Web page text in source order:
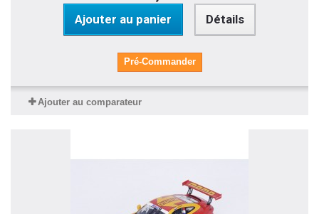
Ajouter au panier Détails
Pré-Commander
Ajouter au comparateur